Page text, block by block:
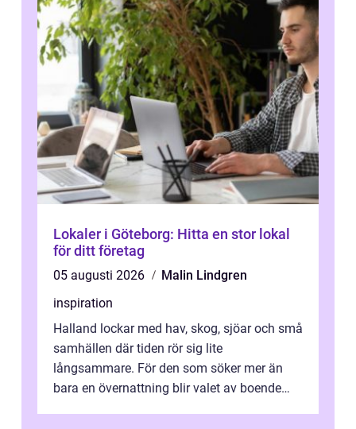
Lokaler i Göteborg: Hitta en stor lokal
för ditt företag
05 augusti 2026
Malin Lindgren
inspiration
Halland lockar med hav, skog, sjöar och små
samhällen där tiden rör sig lite
långsammare. För den som söker mer än
bara en övernattning blir valet av boende